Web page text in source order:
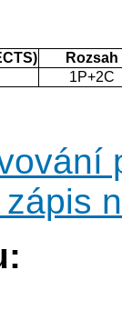
Rozsah
1P+2C